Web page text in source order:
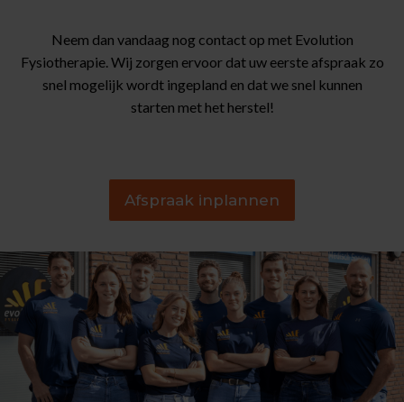
Neem dan vandaag nog contact op met Evolution
Fysiotherapie. Wij zorgen ervoor dat uw eerste afspraak zo
snel mogelijk wordt ingepland en dat we snel kunnen
starten met het herstel!
Afspraak inplannen